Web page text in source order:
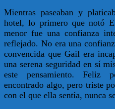
Mientras paseaban y
hotel, lo primero que notó
menor fue una confianza
reflejado. No era una
convencida que Gail era
una serena seguridad en sí
este pensamiento. Feliz
encontrado algo, pero triste
con el que ella sentía, nunca